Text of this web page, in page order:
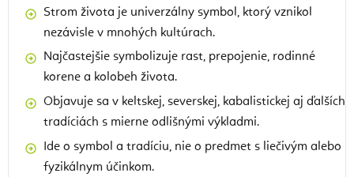
Strom života je univerzálny symbol, ktorý vznikol
nezávisle v mnohých kultúrach.
Najčastejšie symbolizuje rast, prepojenie, rodinné
korene a kolobeh života.
Objavuje sa v keltskej, severskej, kabalistickej aj ďalších
tradíciách s mierne odlišnými výkladmi.
Ide o symbol a tradíciu, nie o predmet s liečivým alebo
fyzikálnym účinkom.